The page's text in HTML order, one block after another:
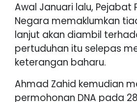
Awal Januari lalu, Pejabat
Negara memaklumkan
lanjut akan diambil
pertuduhan itu selepas
keterangan baharu.
Ahmad Zahid kemudian
permohonan DNA pada